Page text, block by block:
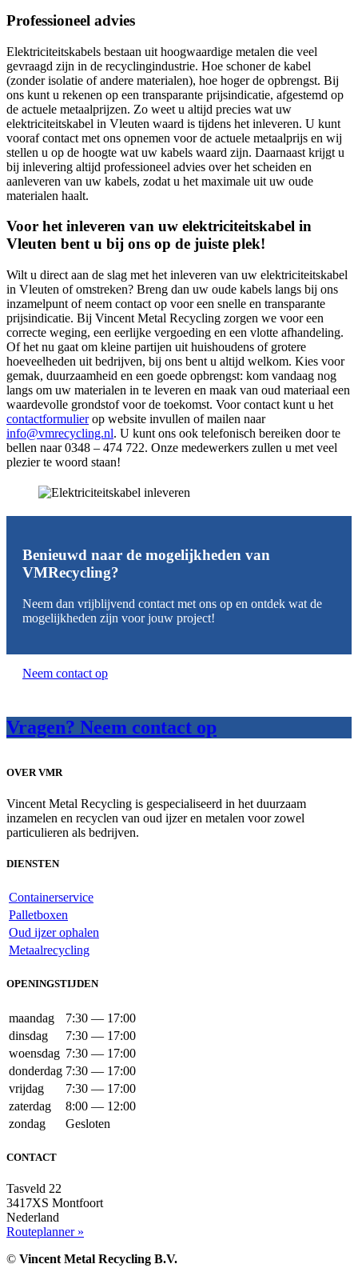
Professioneel advies
Elektriciteitskabels bestaan uit hoogwaardige metalen die veel
gevraagd zijn in de recyclingindustrie. Hoe schoner de kabel
(zonder isolatie of andere materialen), hoe hoger de opbrengst. Bij
ons kunt u rekenen op een transparante prijsindicatie, afgestemd op
de actuele metaalprijzen. Zo weet u altijd precies wat uw
elektriciteitskabel in Vleuten waard is tijdens het inleveren. U kunt
vooraf contact met ons opnemen voor de actuele metaalprijs en wij
stellen u op de hoogte wat uw kabels waard zijn. Daarnaast krijgt u
bij inlevering altijd professioneel advies over het scheiden en
aanleveren van uw kabels, zodat u het maximale uit uw oude
materialen haalt.
Voor het inleveren van uw elektriciteitskabel in
Vleuten bent u bij ons op de juiste plek!
Wilt u direct aan de slag met het inleveren van uw elektriciteitskabel
in Vleuten of omstreken? Breng dan uw oude kabels langs bij ons
inzamelpunt of neem contact op voor een snelle en transparante
prijsindicatie. Bij Vincent Metal Recycling zorgen we voor een
correcte weging, een eerlijke vergoeding en een vlotte afhandeling.
Of het nu gaat om kleine partijen uit huishoudens of grotere
hoeveelheden uit bedrijven, bij ons bent u altijd welkom. Kies voor
gemak, duurzaamheid en een goede opbrengst: kom vandaag nog
langs om uw materialen in te leveren en maak van oud materiaal een
waardevolle grondstof voor de toekomst. Voor contact kunt u het
contactformulierop website invullen of mailen naar
info@vmrecycling.nl. U kunt ons ook telefonisch bereiken door te
bellen naar 0348 – 474 722. Onze medewerkers zullen u met veel
plezier te woord staan!
Benieuwd naar de mogelijkheden van
VMRecycling?
Neem dan vrijblijvend contact met ons op en ontdek wat de
mogelijkheden zijn voor jouw project!
Neem contact op
Vragen? Neem contact op
OVER VMR
Vincent Metal Recycling is gespecialiseerd in het duurzaam
inzamelen en recyclen van oud ijzer en metalen voor zowel
particulieren als bedrijven.
DIENSTEN
Containerservice
Palletboxen
Oud ijzer ophalen
Metaalrecycling
OPENINGSTIJDEN
maandag
7:30 — 17:00
dinsdag
7:30 — 17:00
woensdag 7:30 — 17:00
donderdag 7:30 — 17:00
vrijdag
7:30 — 17:00
zaterdag
8:00 — 12:00
zondag
Gesloten
CONTACT
Tasveld 22
3417XS Montfoort
Nederland
Routeplanner »
© Vincent Metal Recycling B.V.